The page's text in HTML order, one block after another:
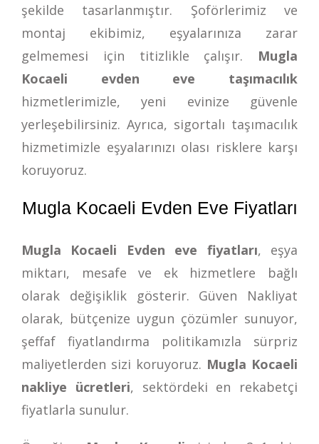
şekilde tasarlanmıştır. Şoförlerimiz ve
montaj ekibimiz, eşyalarınıza zarar
gelmemesi için titizlikle çalışır. Mugla
Kocaeli evden eve taşımacılık
hizmetlerimizle, yeni evinize güvenle
yerleşebilirsiniz. Ayrıca, sigortalı taşımacılık
hizmetimizle eşyalarınızı olası risklere karşı
koruyoruz.
Mugla Kocaeli Evden Eve Fiyatları
Mugla Kocaeli Evden eve fiyatları, eşya
miktarı, mesafe ve ek hizmetlere bağlı
olarak değişiklik gösterir. Güven Nakliyat
olarak, bütçenize uygun çözümler sunuyor,
şeffaf fiyatlandırma politikamızla sürpriz
maliyetlerden sizi koruyoruz. Mugla Kocaeli
nakliye ücretleri, sektördeki en rekabetçi
fiyatlarla sunulur.